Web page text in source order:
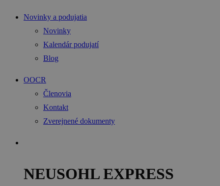
Novinky a podujatia
Novinky
Kalendár podujatí
Blog
OOCR
Členovia
Kontakt
Zverejnené dokumenty
NEUSOHL EXPRESS